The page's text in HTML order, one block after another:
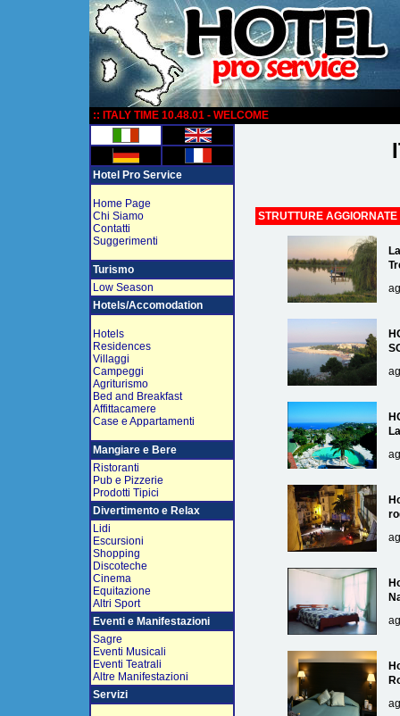
:: ITALY TIME 10.48.01 - WELCOME
Hotel Pro Service
Home Page
Chi Siamo
Contatti
Suggerimenti
Turismo
Low Season
Hotels/Accomodation
Hotels
Residences
Villaggi
Campeggi
Agriturismo
Bed and Breakfast
Affittacamere
Case e Appartamenti
Mangiare e Bere
Ristoranti
Pub e Pizzerie
Prodotti Tipici
Divertimento e Relax
Lidi
Escursioni
Shopping
Discoteche
Cinema
Equitazione
Altri Sport
Eventi e Manifestazioni
Sagre
Eventi Musicali
Eventi Teatrali
Altre Manifestazioni
Servizi
STRUTTURE